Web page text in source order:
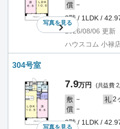
写真を見る
償 －
3階 / 1LDK /
2026/08/06 更新
ハウスコム 小禄
304号室
写真を見る
7.9万円 (共益費
敷 － 礼2
償 －
3階 / 1LDK /